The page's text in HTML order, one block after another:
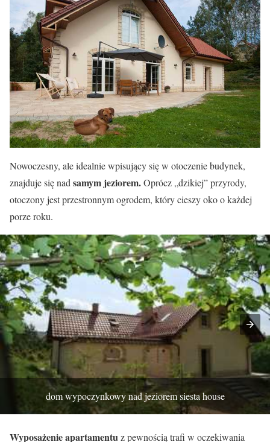
Nowoczesny, ale idealnie wpisujący się w otoczenie budynek,
znajduje się nad samym jeziorem.Oprócz „dzikiej” przyrody,
otoczony jest przestronnym ogrodem, który cieszy oko o każdej
porze roku.
dom wypoczynkowy nad jeziorem siesta house
Wyposażenie apartamentuz pewnością trafi w oczekiwania